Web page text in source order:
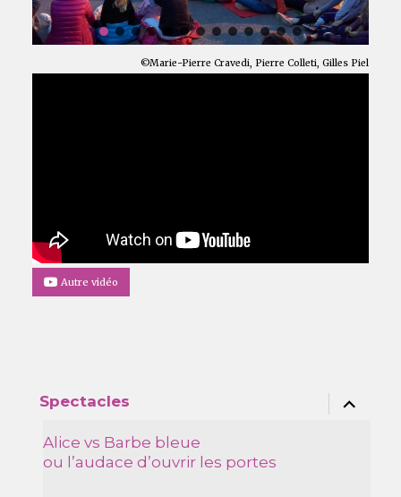
©Marie-Pierre Cravedi, Pierre Colleti, Gilles Piel
Autre vidéo
Spectacles
ouvrir
le
Alice vs Barbe bleue
ou l’audace d’ouvrir les portes